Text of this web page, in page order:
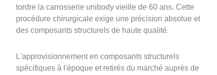
tordre la carrosserie unibody vieille de 60 ans. Cette
procédure chirurgicale exige une précision absolue et
des composants structurels de haute qualité.
L'approvisionnement en composants structurels
spécifiques à l'époque et retirés du marché auprès de